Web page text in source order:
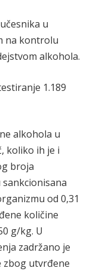
u
na kontrolu
alkohola.
1.189
alkohola u
koliko ih je i
broja
od 0,31
količine
g/kg. U
zadržano je
zbog utvrđene